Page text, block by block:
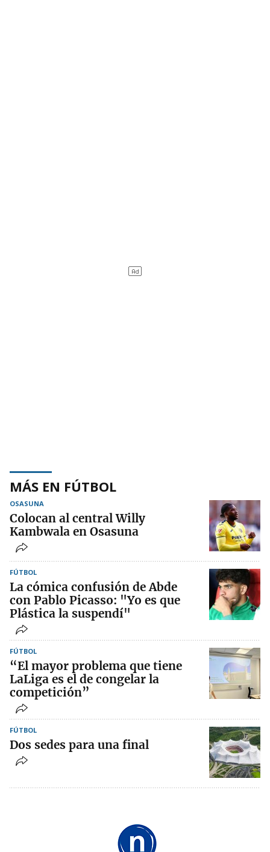
MÁS EN FÚTBOL
OSASUNA
Colocan al central Willy
Kambwala en Osasuna
FÚTBOL
La cómica confusión de Abde
con Pablo Picasso: "Yo es que
Plástica la suspendí"
FÚTBOL
“El mayor problema que tiene
LaLiga es el de congelar la
competición”
FÚTBOL
Dos sedes para una final